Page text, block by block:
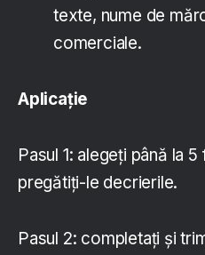
texte, nume de
comerciale.
Aplicație
Pasul 1: alegeți până la
pregătiți-le decrierile.
Pasul 2: completați și